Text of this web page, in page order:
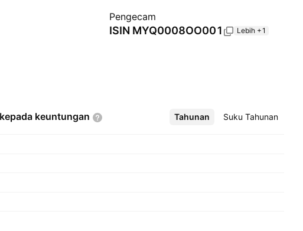
Pengecam
ISIN MYQ0008OO001 Lebih +1
keuntungan Tahunan Suku Tahunan
Lebih